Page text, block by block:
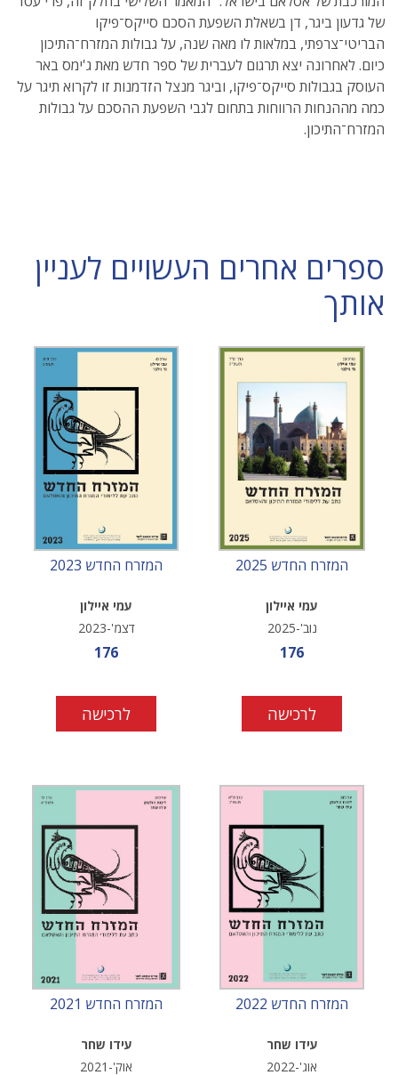
של גדעון ביגר, דן בשאלת השפעת הסכם סייקס־פיקו
הבריטי־צרפתי, במלאות לו מאה שנה, על גבולות המזרח־התיכון
כיום. לאחרונה יצא תרגום לעברית של ספר חדש מאת ג'ימס באר
העוסק בגבולות סייקס־פיקו, וביגר מנצל הזדמנות זו לקרוא תיגר על
כמה מההנחות הרווחות בתחום לגבי השפעת ההסכם על גבולות
המזרח־התיכון.
ספרים אחרים העשויים לעניין
אותך
המזרח החדש 2025
עמי איילון
נוב'-2025
מחיר מבצע
176
לרכישה
המזרח החדש 2023
עמי איילון
דצמ'-2023
מחיר מבצע
176
לרכישה
המזרח החדש 2022
עידו שחר
אוג'-2022
המזרח החדש 2021
עידו שחר
אוק'-2021